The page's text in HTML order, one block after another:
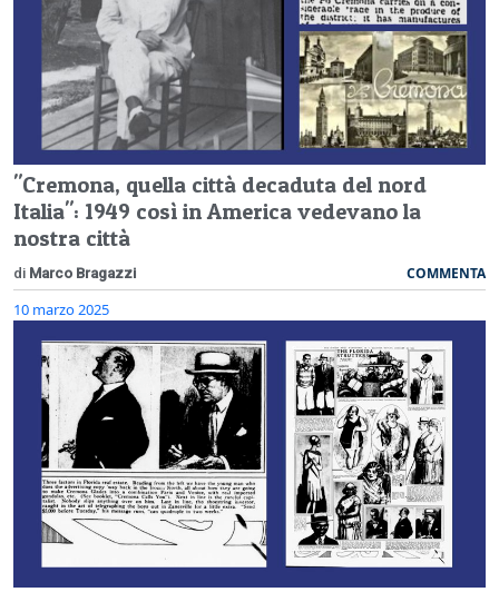
"Cremona, quella città decaduta del nord
Italia": 1949 così in America vedevano la
nostra città
di Marco Bragazzi COMMENTA
10 marzo 2025